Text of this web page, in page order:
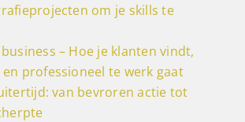
om je skills te
– Hoe je klanten vindt,
professioneel te werk gaat
van bevroren actie tot